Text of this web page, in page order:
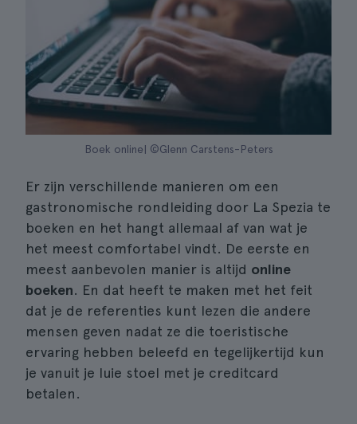
Boek online| ©Glenn Carstens-Peters
Er zijn verschillende manieren om een
gastronomische rondleiding door La Spezia te
boeken en het hangt allemaal af van wat je
het meest comfortabel vindt. De eerste en
meest aanbevolen manier is altijd online
boeken. En dat heeft te maken met het feit
dat je de referenties kunt lezen die andere
mensen geven nadat ze die toeristische
ervaring hebben beleefd en tegelijkertijd kun
je vanuit je luie stoel met je creditcard
betalen.